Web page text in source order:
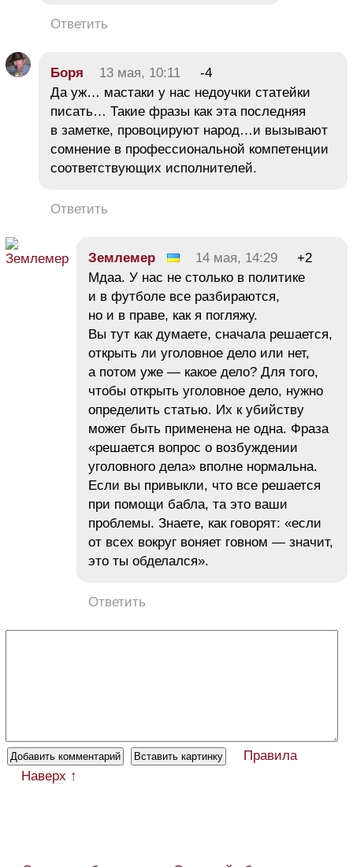
Ответить
Боря 13 мая, 10:11
-4
Да уж… мастаки у нас недоучки статейки
писать… Такие фразы как эта последняя
в заметке, провоцируют народ…и вызывают
сомнение в профессиональной компетенции
соответствующих исполнителей.
Ответить
Землемер 14 мая, 14:29
+2
Мдаа. У нас не столько в политике
и в футболе все разбираются,
но и в праве, как я погляжу.
Вы тут как думаете, сначала решается,
открыть ли уголовное дело или нет,
а потом уже — какое дело? Для того,
чтобы открыть уголовное дело, нужно
определить статью. Их к убийству
может быть применена не одна. Фраза
«решается вопрос о возбуждении
уголовного дела» вполне нормальна.
Если вы привыкли, что все решается
при помощи бабла, та это ваши
проблемы. Знаете, как говорят: «если
от всех вокруг воняет говном — значит,
это ты обделался».
Ответить
Правила
Наверх ↑